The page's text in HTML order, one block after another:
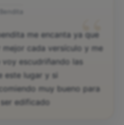
“
me encanta ya que
mejor cada versículo y me
escudriñando las
este lugar y si
muy bueno para
edificado